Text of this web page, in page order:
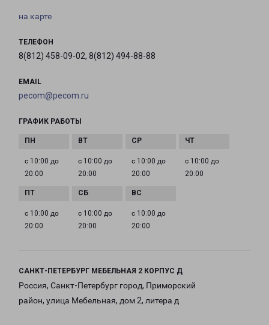
на карте
ТЕЛЕФОН
8(812) 458-09-02, 8(812) 494-88-88
EMAIL
pecom@pecom.ru
ГРАФИК РАБОТЫ
с 10:00 до
20:00
с 10:00 до
20:00
с 10:00 до
20:00
с 10:00 до
20:00
с 10:00 до
20:00
с 10:00 до
20:00
с 10:00 до
20:00
САНКТ-ПЕТЕРБУРГ МЕБЕЛЬНАЯ 2 КОРПУС Д
Россия, Санкт-Петербург город, Приморский
район, улица Мебельная, дом 2, литера д